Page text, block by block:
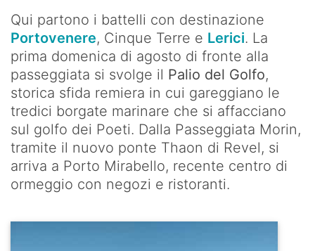
Qui partono i battelli con destinazione
Portovenere, Cinque Terre e Lerici. La
prima domenica di agosto di fronte alla
passeggiata si svolge il Palio del Golfo,
storica sfida remiera in cui gareggiano le
tredici borgate marinare che si affacciano
sul golfo dei Poeti. Dalla Passeggiata Morin,
tramite il nuovo ponte Thaon di Revel, si
arriva a Porto Mirabello, recente centro di
ormeggio con negozi e ristoranti.